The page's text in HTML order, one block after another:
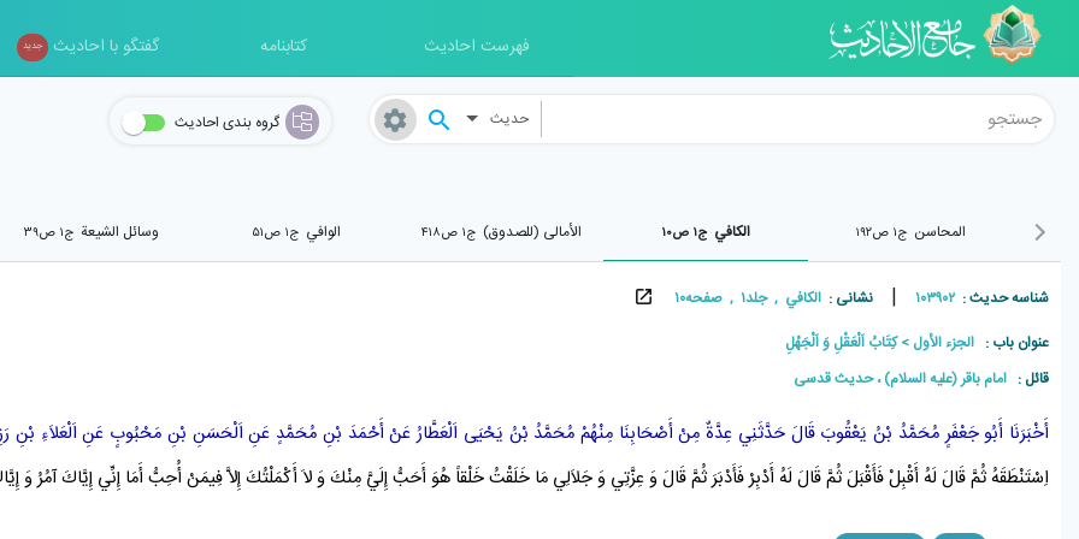
فهرست احادیث کتابنامه گفتگو با احادیث جدید
حدیث گروه بندی احادیث
المحاسن ج۱ ص۱۹۲ الکافي ج۱ ص۱۰ الأمالی (للصدوق) ج۱ ص۴۱۸ الوافي ج۱ ص۵۱ وسائل الشیعة ج۱ ص۳۹
شناسه حدیث : ۱۰۳۹۰۲ | نشانی : الکافي , جلد۱ , صفحه۱۰
عنوان باب : الجزء الأول
كِتَابُ اَلْعَقْلِ وَ اَلْجَهْلِ
قائل : امام باقر (علیه السلام) ، حديث قدسی
أَخْبَرَنَا أَبُو جَعْفَرٍ مُحَمَّدُ بْنُ يَعْقُوبَ قَالَ حَدَّثَنِي عِدَّةٌ مِنْ أَصْحَابِنَا مِنْهُمْ مُحَمَّدُ بْنُ يَحْيَى اَلْعَطَّارُعَنْأَحْمَدَ بْنِ مُحَمَّدٍ عَنِ اَلْحَسَنِ بْنِ مَحْبُوبٍ عَنِ اَلْعَلاَءِ بْنِ
اِسْتَنْطَقَهُ ثُمَّ قَالَ لَهُ أَقْبِلْ فَأَقْبَلَ ثُمَّ قَالَ لَهُ أَدْبِرْ فَأَدْبَرَ ثُمَّ قَالَ وَ عِزَّتِي وَ جَلاَلِي مَا خَلَقْتُ خَلْقاً هُوَ أَحَبُّ إِلَيَّ مِنْكَ وَ لاَ أَكْمَلْتُكَ إِلاَّ فِيمَنْ أُحِبُّ أَمَا إِنِّي إِيَّاكَ آمُرُ وَ